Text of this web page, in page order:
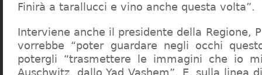
Finirà a tarallucci e vino anche questa volta”.
Interviene anche il presidente della Regione,
vorrebbe “poter guardare negli occhi
potergli “trasmettere le immagini che io
Auschwitz, dallo Yad Vashem”. E, sulla linea